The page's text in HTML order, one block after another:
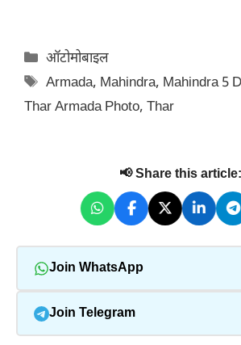
Categories
ऑटोमोबाइल
Tags
Armada, Mahindra, Mahindra 5
Thar Armada Photo, Thar
📢 Share this article:
Join WhatsApp
Join Telegram